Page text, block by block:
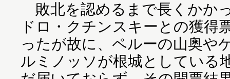
敗北を認めるまで長くかか
ドロ・クチンスキーとの獲得
ったが故に、ペルーの山奥や
ルミノッソが根城としている